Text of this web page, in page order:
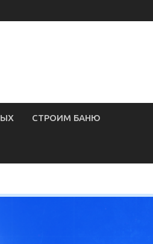
СТРОИМ БАНЮ